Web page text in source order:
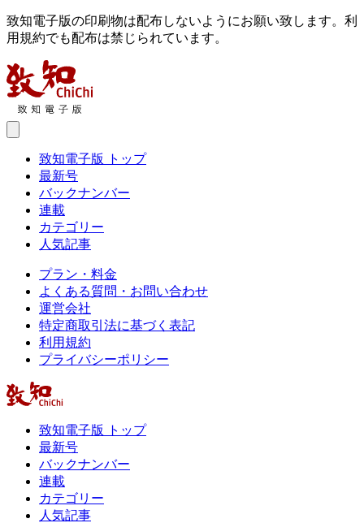
致知電子版の印刷物は配布しないようにお願い致します。利
用規約でも配布は禁じられています。
致知電子版 トップ
最新号
バックナンバー
連載
カテゴリー
人気記事
プラン・料金
よくある質問・お問い合わせ
運営会社
特定商取引法に基づく表記
利用規約
プライバシーポリシー
致知電子版 トップ
最新号
バックナンバー
連載
カテゴリー
人気記事